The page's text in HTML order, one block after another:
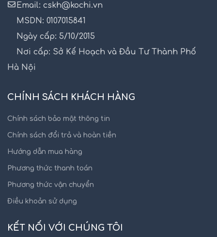
Email: cskh@kochi.vn
MSDN: 0107015841
Ngày cấp: 5/10/2015
Nơi cấp: Sở Kế Hoạch và Đầu Tư Thành Phố
Hà Nội
CHÍNH SÁCH KHÁCH HÀNG
Chính sách bảo mật thông tin
Chính sách đổi trả và hoàn tiền
Hướng dẫn mua hàng
Phương thức thanh toán
Phương thức vận chuyển
Điều khoản sử dụng
KẾT NỐI VỚI CHÚNG TÔI